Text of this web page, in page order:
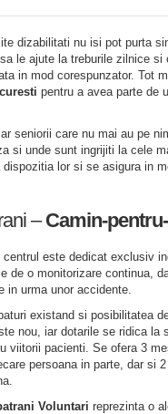
dizabilitati nu isi pot purta
le ajute la treburile zilnice si
in mod corespunzator. Tot
pentru a avea parte de
seniorii care nu mai au pe
si unde sunt ingrijiti la cele
lor si se asigura in
–Camin-
centrul este dedicat exclusiv
de o monitorizare continua,
in urma unor accidente.
existand si posibilitatea
nou, iar dotarile se ridica la
viitorii pacienti. Se ofera 3
persoana in parte, dar si
Voluntari reprezinta o